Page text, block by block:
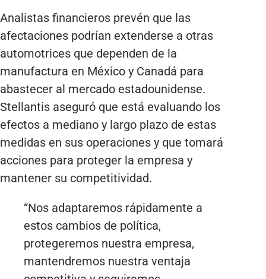
Analistas financieros prevén que las
afectaciones podrían extenderse a otras
automotrices que dependen de la
manufactura en México y Canadá para
abastecer al mercado estadounidense.
Stellantis aseguró que está evaluando los
efectos a mediano y largo plazo de estas
medidas en sus operaciones y que tomará
acciones para proteger la empresa y
mantener su competitividad.
“Nos adaptaremos rápidamente a
estos cambios de política,
protegeremos nuestra empresa,
mantendremos nuestra ventaja